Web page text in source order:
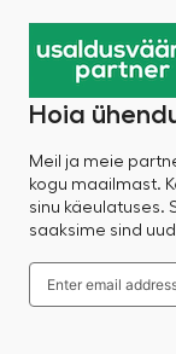
Hoia
Meil ja meie
kogu maailmast.
sinu käeulatuses.
saaksime sind